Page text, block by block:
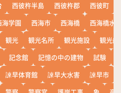
西彼杵半島 西彼杵郡 西彼町
海学園 西海市 西海橋
西海橋水
観光 観光名所 観光施設
観光船
記念館 記憶の中の建物 試験
諫早体育館 諫早大水害 諫早市